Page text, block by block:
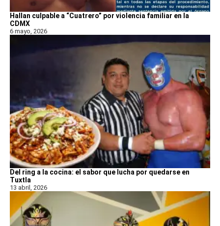
Hallan culpable a “Cuatrero” por violencia familiar en la
CDMX
6 mayo, 2026
Del ring a la cocina: el sabor que lucha por quedarse en
Tuxtla
13 abril, 2026